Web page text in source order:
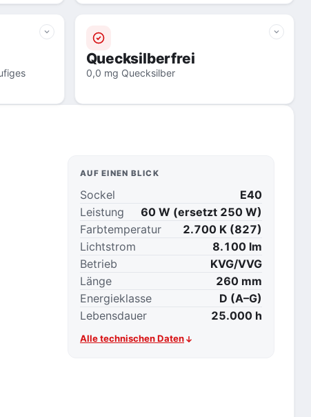
Quecksilberfrei
0,0 mg Quecksilber
AUF EINEN BLICK
Sockel
E40
Leistung
60 W (ersetzt 250 W)
Farbtemperatur
2.700 K (827)
Lichtstrom
8.100 lm
Betrieb
KVG/VVG
Länge
260 mm
Energieklasse
D (A–G)
Lebensdauer
25.000 h
Alle technischen Daten